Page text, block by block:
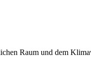
Raum und dem